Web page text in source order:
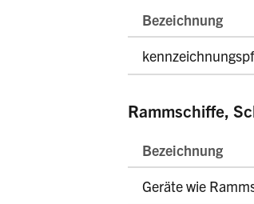
Bezeichnung
Rammschiffe,
Bezeichnung
Geräte wie